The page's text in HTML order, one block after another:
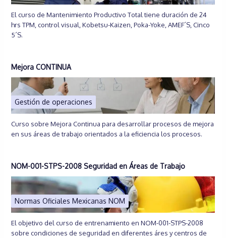
El curso de Mantenimiento Productivo Total tiene duración de 24
hrs TPM, control visual, Kobetsu-Kaizen, Poka-Yoke, AMEF´S, Cinco
5´S.
Mejora CONTINUA
Gestión de operaciones
Curso sobre Mejora Continua para desarrollar procesos de mejora
en sus áreas de trabajo orientados a la eficiencia los procesos.
NOM-001-STPS-2008 Seguridad en Áreas de Trabajo
Normas Oficiales Mexicanas NOM
El objetivo del curso de entrenamiento en NOM-001-STPS-2008
sobre condiciones de seguridad en diferentes áres y centros de